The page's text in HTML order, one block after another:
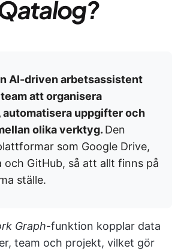
AI-driven arbetsassistent
att organisera
automatisera uppgifter och
olika verktyg. Den
som Google Drive,
och GitHub, så att allt finns på
ställe.
Graph-funktion kopplar data
team och projekt, vilket gör